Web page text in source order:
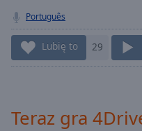
Seek to
live,
currently
behind
liveLIVE
Português
Lubię to 29
Teraz gra